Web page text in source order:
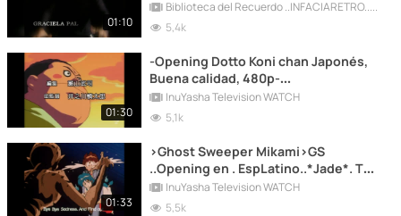
01:10
(1).mkv
Biblioteca del Recuerdo ..INFACIARETRO...80 90 REC
5,4k
01:30
-Opening Dotto Koni chan Japonés,
Buena calidad, 480p-
(480p).mp4.Y2meta.app
InuYasha Television WATCH
5,1k
01:33
>Ghost Sweeper Mikami>GS
..Opening en . EspLatino..*Jade*. TV
Television ...
InuYasha Television WATCH
5,5k